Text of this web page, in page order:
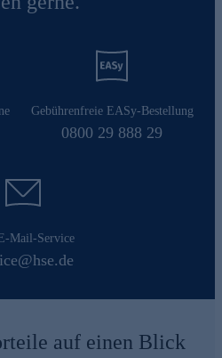
Gebührenfreie EASy-Bestellung
0800 29 888 29
Mail-Service
auf einen Blick